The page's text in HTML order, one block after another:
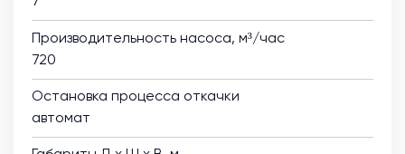
Производительность насоса, м³/час
720
Остановка процесса откачки
автомат